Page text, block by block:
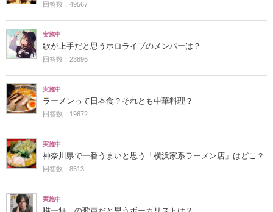
回答数：49567
実施中
歌が上手だと思うホロライブのメンバーは？
回答数：23896
実施中
ラーメンって日本食？それとも中華料理？
回答数：19672
実施中
神奈川県で一番うまいと思う「横浜家系ラーメン店」はどこ？
回答数：8513
実施中